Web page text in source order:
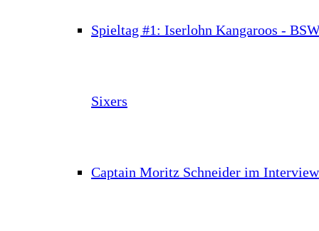
Spieltag #1: Iserlohn Kangaroos -
Sixers
Captain Moritz Schneider im Interview